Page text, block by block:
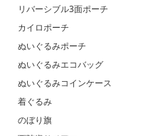
リバーシブル3面ポーチ
カイロポーチ
ぬいぐるみポーチ
ぬいぐるみエコバッグ
ぬいぐるみコインケース
着ぐるみ
のぼり旗